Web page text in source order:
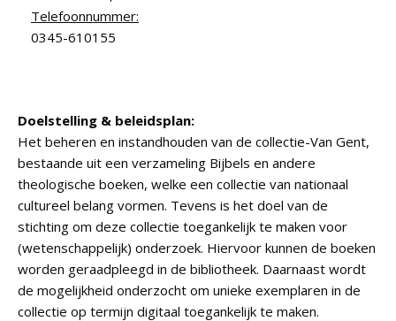
Telefoonnummer:
0345-610155
Doelstelling & beleidsplan:
Het beheren en instandhouden van de collectie-Van Gent,
bestaande uit een verzameling Bijbels en andere
theologische boeken, welke een collectie van nationaal
cultureel belang vormen. Tevens is het doel van de
stichting om deze collectie toegankelijk te maken voor
(wetenschappelijk) onderzoek. Hiervoor kunnen de boeken
worden geraadpleegd in de bibliotheek. Daarnaast wordt
de mogelijkheid onderzocht om unieke exemplaren in de
collectie op termijn digitaal toegankelijk te maken.